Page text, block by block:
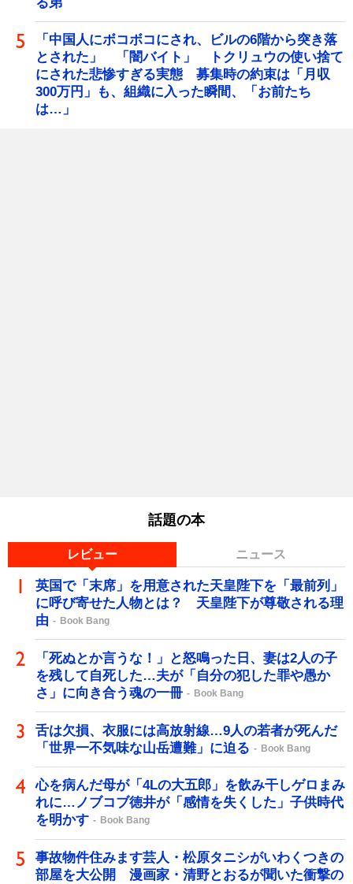
「中国人にボコボコにされ、ビルの6階から突き落
とされた」 「闇バイト」 トクリュウの使い捨て
にされた悲惨すぎる実態 募集時の約束は「月収
300万円」も、組織に入った瞬間、「お前たち
は…」
話題の本
レビュー ニュース
英国で「末席」を用意された天皇陛下を「最前列」
に呼び寄せた人物とは？ 天皇陛下が尊敬される理
由
Book Bang
「死ぬとか言うな！」と怒鳴った日、妻は2人の子
を残して自死した…夫が「自分の犯した罪や愚か
さ」に向き合う魂の一冊
Book Bang
舌は欠損、衣服には高放射線…9人の若者が死んだ
「世界一不気味な山岳遭難」に迫る
Book Bang
心を病んだ母が「4Lの大五郎」を飲み干しゲロまみ
れに…ノブコブ徳井が「感情を失くした」子供時代
を明かす
Book Bang
事故物件住みます芸人・松原タニシがいわくつきの
部屋を大公開 漫画家・清野とおるが聞いた衝撃の